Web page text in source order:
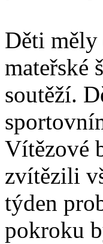
Děti měly
mateřské
soutěží.
Vítězové
zvítězili
týden
pokroku